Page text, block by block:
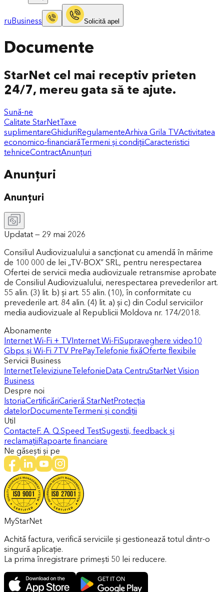
ruBusiness Solicitǎ apel
Documente
StarNet cel mai receptiv prieten
24/7, mereu gata să te ajute.
Sună-ne
Calitate StarNetTaxe
suplimentareGhiduriRegulamenteArhiva Grila TVActivitatea
economico-financiarăTermeni și condițiiCaracteristici
tehniceContractAnunțuri
Anunțuri
Anunțuri
Updatat — 29 mai 2026
Consiliul Audiovizualului a sancționat cu amendă în mărime
de 100 000 de lei „TV-BOX” SRL, pentru nerespectarea
Ofertei de servicii media audiovizuale retransmise aprobate
de Consiliul Audiovizualului, nerespectarea prevederilor art.
55 alin. (3) lit. b) și art. 55 alin. (10), în conformitate cu
prevederile art. 84 alin. (4) lit. a) și c) din Codul serviciilor
media audiovizuale al Republicii Moldova nr. 174/2018.
Abonamente
Internet Wi-Fi + TVInternet Wi-FiSupraveghere video10
Gbps și Wi-Fi 7TV PrePayTelefonie fixăOferte flexibile
Servicii Business
InternetTeleviziuneTelefonieData CentruStarNet Vision
Business
Despre noi
IstoriaCertificăriCarieră StarNetProtecția
datelorDocumenteTermeni și condiții
Util
ContacteF. A. Q.Speed TestSugestii, feedback și
reclamațiiRapoarte financiare
Ne găsești și pe
MyStarNet
Achită factura, verifică serviciile și gestionează totul dintr-o
singură aplicație.
La prima înregistrare primești 50 lei reducere.